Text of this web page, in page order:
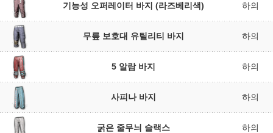
기능성 오퍼레이터 바지 (라즈베리색) 하의
무릎 보호대 유틸리티 바지 하의
5 알람 바지 하의
사피나 바지 하의
굵은 줄무늬 슬랙스 하의